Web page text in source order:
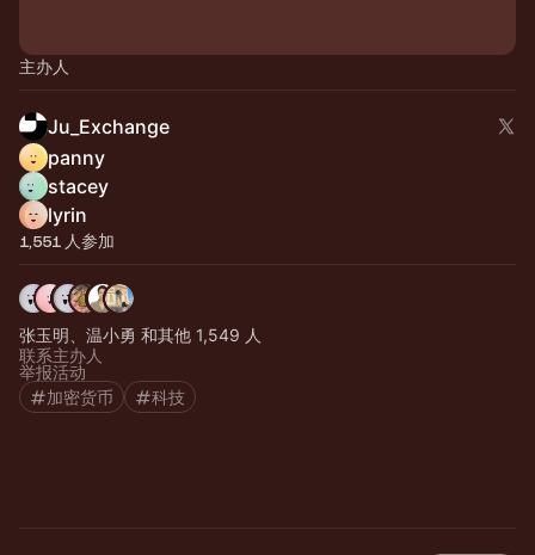
主办人
Ju_Exchange
panny
stacey
lyrin
1,551 人参加
张玉明、温小勇 和其他 1,549 人
联系主办人
举报活动
加密货币
科技